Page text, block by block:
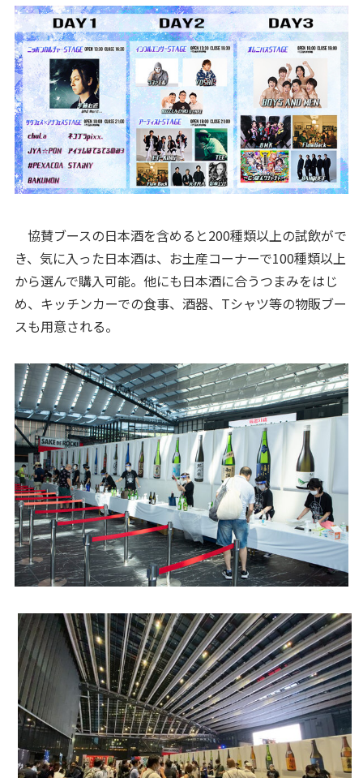
協賛ブースの日本酒を含めると200種類以上の試飲がで
き、気に入った日本酒は、お土産コーナーで100種類以上
から選んで購入可能。他にも日本酒に合うつまみをはじ
め、キッチンカーでの食事、酒器、Tシャツ等の物販ブー
スも用意される。